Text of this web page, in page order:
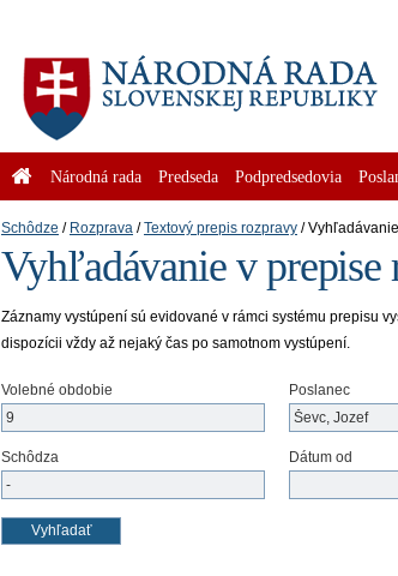
Národná rada Predseda Podpredsedovia
Schôdze Rozprava Textový prepis rozpravy
Vyhľadávanie v prepise
Záznamy vystúpení sú evidované v rámci systému prepisu
dispozícii vždy až nejaký čas po samotnom vystúpení.
Volebné obdobie Poslanec
Schôdza Dátum od